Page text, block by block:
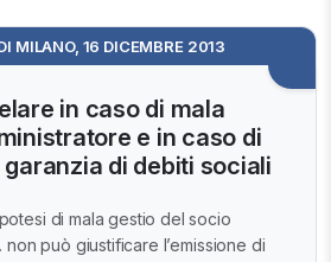
MILANO, 16 DICEMBRE 2013
in caso di mala
e in caso di
di debiti sociali
di mala gestio del socio
non può giustificare l’emissione di